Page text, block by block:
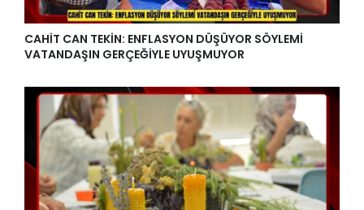
CAHİT CAN TEKİN: ENFLASYON DÜŞÜYOR SÖYLEMİ
VATANDAŞIN GERÇEĞİYLE UYUŞMUYOR